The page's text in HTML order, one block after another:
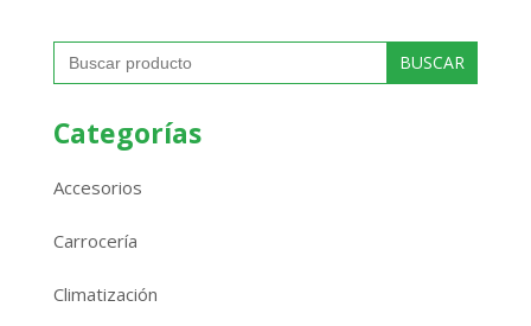
Buscar:
Categorías
Accesorios
Carrocería
Climatización